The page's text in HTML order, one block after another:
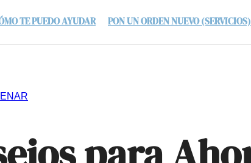
TE PUEDO AYUDAR PON UN ORDEN NUEVO (SERVICIOS)